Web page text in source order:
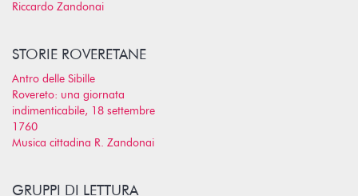
Riccardo Zandonai
STORIE ROVERETANE
Antro delle Sibille
Rovereto: una giornata
indimenticabile, 18 settembre
1760
Musica cittadina R. Zandonai
GRUPPI DI LETTURA